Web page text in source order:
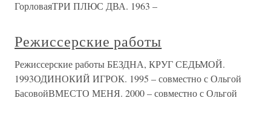
ГорловаяТРИ ПЛЮС ДВА. 1963 –
Режиссерские работы
Режиссерские работы БЕЗДНА, КРУГ СЕДЬМОЙ.
1993ОДИНОКИЙ ИГРОК. 1995 – совместно с Ольгой
БасовойВМЕСТО МЕНЯ. 2000 – совместно с Ольгой